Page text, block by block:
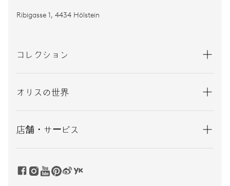
Ribigasse 1, 4434 Hölstein
コレクション
オリスの世界
店舗・サービス